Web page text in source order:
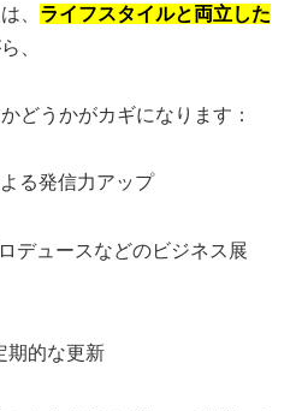
、 ライフスタイルと両立した
、
どうかがカギになります：
る発信力アップ
デュースなどのビジネス展
期的な更新